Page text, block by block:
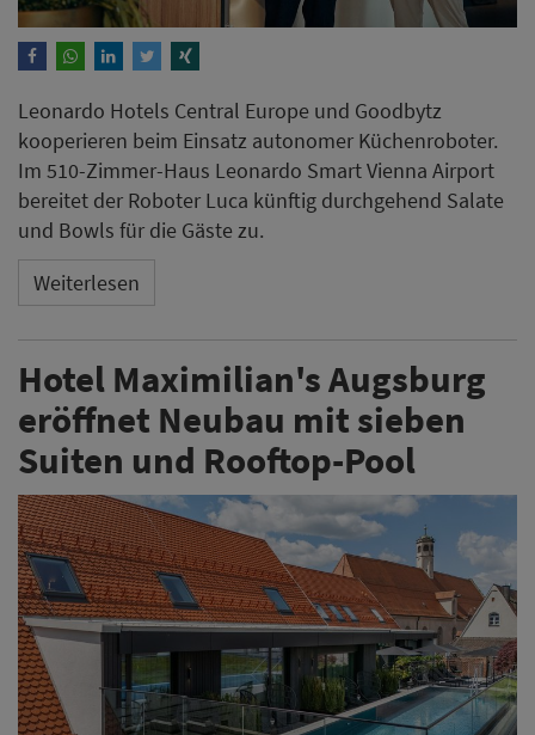
Leonardo Hotels Central Europe und Goodbytz
kooperieren beim Einsatz autonomer Küchenroboter.
Im 510-Zimmer-Haus Leonardo Smart Vienna Airport
bereitet der Roboter Luca künftig durchgehend Salate
und Bowls für die Gäste zu.
Weiterlesen
Hotel Maximilian's Augsburg
eröffnet Neubau mit sieben
Suiten und Rooftop-Pool